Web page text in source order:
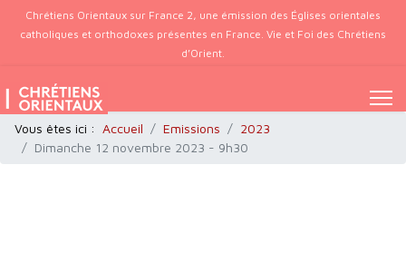
Chrétiens Orientaux sur France 2, une émission des Églises orientales
catholiques et orthodoxes présentes en France. Vie et Foi des Chrétiens
d’Orient.
Vous êtes ici : Accueil Emissions
2023
Dimanche 12 novembre 2023 - 9h30